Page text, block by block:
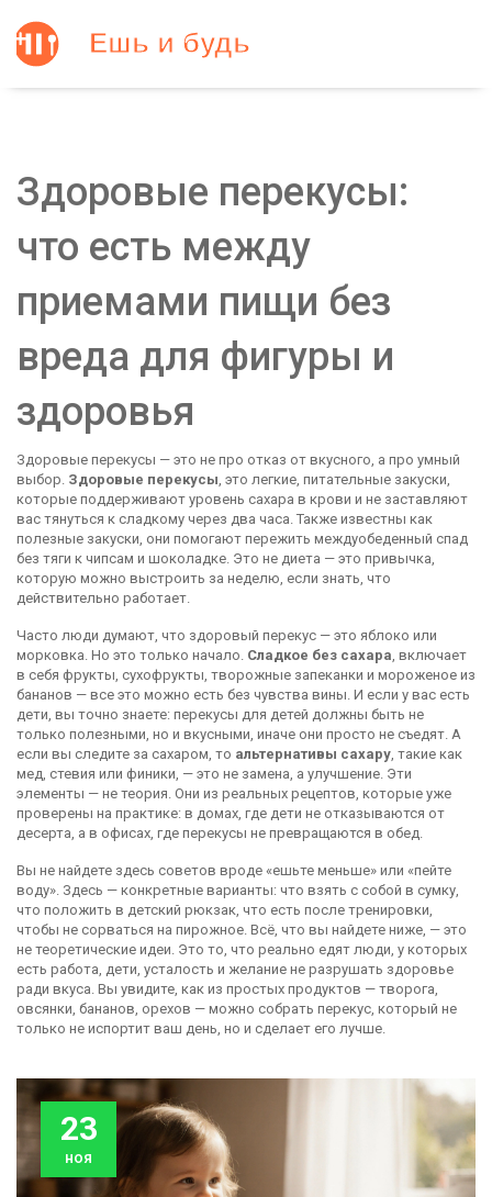
Здоровые перекусы:
что есть между
приемами пищи без
вреда для фигуры и
здоровья
Здоровые перекусы — это не про отказ от вкусного, а про умный
выбор. Здоровые перекусы, это легкие, питательные закуски,
которые поддерживают уровень сахара в крови и не заставляют
вас тянуться к сладкому через два часа. Также известны как
полезные закуски, они помогают пережить междуобеденный спад
без тяги к чипсам и шоколадке. Это не диета — это привычка,
которую можно выстроить за неделю, если знать, что
действительно работает.
Часто люди думают, что здоровый перекус — это яблоко или
морковка. Но это только начало. Сладкое без сахара, включает
в себя фрукты, сухофрукты, творожные запеканки и мороженое из
бананов — все это можно есть без чувства вины. И если у вас есть
дети, вы точно знаете: перекусы для детей должны быть не
только полезными, но и вкусными, иначе они просто не съедят. А
если вы следите за сахаром, то альтернативы сахару, такие как
мед, стевия или финики, — это не замена, а улучшение. Эти
элементы — не теория. Они из реальных рецептов, которые уже
проверены на практике: в домах, где дети не отказываются от
десерта, а в офисах, где перекусы не превращаются в обед.
Вы не найдете здесь советов вроде «ешьте меньше» или «пейте
воду». Здесь — конкретные варианты: что взять с собой в сумку,
что положить в детский рюкзак, что есть после тренировки,
чтобы не сорваться на пирожное. Всё, что вы найдете ниже, — это
не теоретические идеи. Это то, что реально едят люди, у которых
есть работа, дети, усталость и желание не разрушать здоровье
ради вкуса. Вы увидите, как из простых продуктов — творога,
овсянки, бананов, орехов — можно собрать перекус, который не
только не испортит ваш день, но и сделает его лучше.
23
ноя